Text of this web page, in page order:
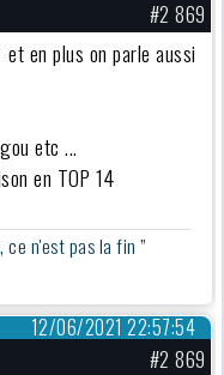
#2 869
en plus on parle aussi
etc ...
en TOP 14
n'est pas la fin ”
12/06/2021 22:57:54
#2 869